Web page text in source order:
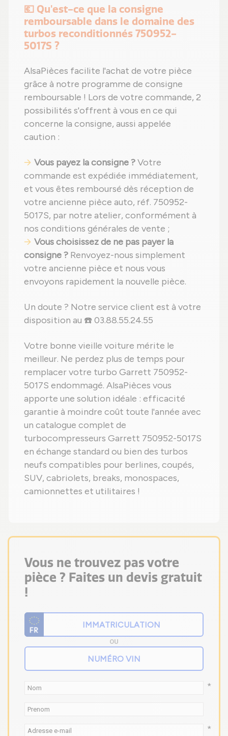
💶 Qu'est-ce que la consigne
remboursable dans le domaine des
turbos reconditionnés 750952-
5017S ?
AlsaPièces facilite l'achat de votre pièce
grâce à notre programme de consigne
remboursable ! Lors de votre commande, 2
possibilités s'offrent à vous en ce qui
concerne la consigne, aussi appelée
caution :
Vous payez la consigne ?Votre
commande est expédiée immédiatement,
et vous êtes remboursé dès réception de
votre ancienne pièce auto, réf. 750952-
5017S, par notre atelier, conformément à
nos conditions générales de vente ;
Vous choisissez de ne pas payer la
consigne ? Renvoyez-nous simplement
votre ancienne pièce et nous vous
envoyons rapidement la nouvelle pièce.
Un doute ? Notre service client est à votre
disposition au ☎️ 03.88.55.24.55
Votre bonne vieille voiture mérite le
meilleur. Ne perdez plus de temps pour
remplacer votre turbo Garrett 750952-
5017S endommagé. AlsaPièces vous
apporte une solution idéale : efficacité
garantie à moindre coût toute l'année avec
un catalogue complet de
turbocompresseurs Garrett 750952-5017S
en échange standard ou bien des turbos
neufs compatibles pour berlines, coupés,
SUV, cabriolets, breaks, monospaces,
camionnettes et utilitaires !
Vous ne trouvez pas votre
pièce ? Faites un devis gratuit
!
OU
*
*